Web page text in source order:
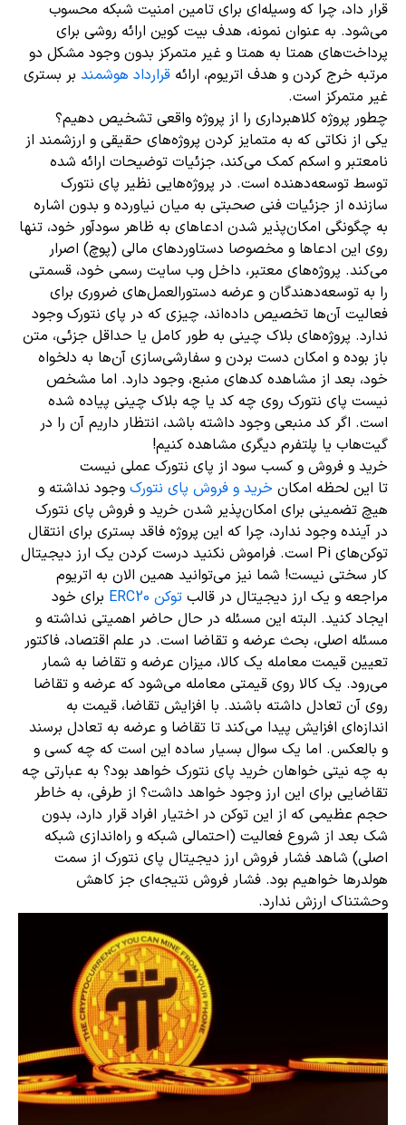
قرار داد، چرا که وسیله‌ای برای تامین امنیت شبکه محسوب
می‌شود. به عنوان نمونه، هدف بیت کوین ارائه روشی برای
پرداخت‌های همتا به ‌همتا و غیر متمرکز بدون وجود مشکل دو
مرتبه خرج کردن و هدف اتریوم، ارائه قرارداد هوشمند بر بستری
غیر متمرکز است.
چطور پروژه کلاهبرداری را از پروژه واقعی تشخیص دهیم؟
یکی از نکاتی که به متمایز کردن پروژ‌ه‌های حقیقی و ارزشمند از
نامعتبر و اسکم کمک می‌کند، جزئیات توضیحات ارائه شده
توسط توسعه‌دهنده است. در پروژه‌هایی نظیر پای نتورک
سازنده از جزئیات فنی صحبتی به میان نیاورده و بدون اشاره
به چگونگی امکان‌پذیر شدن ادعاهای به ظاهر سودآور خود، تنها
روی این ادعاها و مخصوصا دستاوردهای مالی (پوچ) اصرار
می‌کند. پروژه‌های معتبر، داخل وب سایت‌ رسمی خود، قسمتی
را به توسعه‌دهندگان و عرضه دستورالعمل‌های ضروری برای
فعالیت آن‌ها تخصیص داده‌اند، چیزی که در پای نتورک وجود
ندارد. پروژ‌ه‌های بلاک چینی به طور کامل یا حداقل جزئی، متن
باز بوده و امکان دست بردن و سفارشی‌سازی آن‌ها به دلخواه
خود، بعد از مشاهده کدهای منبع، وجود دارد. اما مشخص
نیست پای نتورک روی چه کد یا چه بلاک چینی پیاده شده
است. اگر کد منبعی وجود داشته باشد، انتظار داریم آن را در
گیت‌هاب یا پلتفرم دیگری مشاهده کنیم!
خرید و فروش و کسب سود از پای نتورک عملی نیست
تا این لحظه امکان خرید و فروش پای نتورک وجود نداشته و
هیچ تضمینی برای امکان‌پذیر شدن خرید و فروش پای نتورک
در آینده وجود ندارد، چرا که این پروژه فاقد بستری برای انتقال
توکن‌های Pi است. فراموش نکنید درست کردن یک ارز دیجیتال
کار سختی نیست! شما نیز می‌توانید همین الان به اتریوم
مراجعه و یک ارز دیجیتال در قالب توکن ERC20
برای خود
ایجاد کنید. البته این مسئله در حال حاضر اهمیتی نداشته و
مسئله اصلی، بحث عرضه و تقاضا است. در علم اقتصاد، فاکتور
تعیین قیمت معامله یک کالا، میزان عرضه و تقاضا به شمار
می‌رود. یک کالا روی قیمتی معامله می‌شود که عرضه و تقاضا
روی آن تعادل داشته باشند. با افزایش تقاضا، قیمت به
اندازه‌ای افزایش پیدا می‌کند تا تقاضا و عرضه به تعادل برسند
و بالعکس. اما یک سوال بسیار ساده این است که چه کسی و
به چه نیتی خواهان خرید پای نتورک خواهد بود؟ به عبارتی چه
تقاضایی برای این ارز وجود خواهد داشت؟ از طرفی، به خاطر
حجم عظیمی که از این توکن در اختیار افراد قرار دارد، بدون
شک بعد از شروع فعالیت (احتمالی شبکه و راه‌اندازی شبکه
اصلی) شاهد فشار فروش ارز دیجیتال پای نتورک از سمت
هولدرها خواهیم بود. فشار فروش نتیجه‌ای جز کاهش
وحشتناک ارزش ندارد.